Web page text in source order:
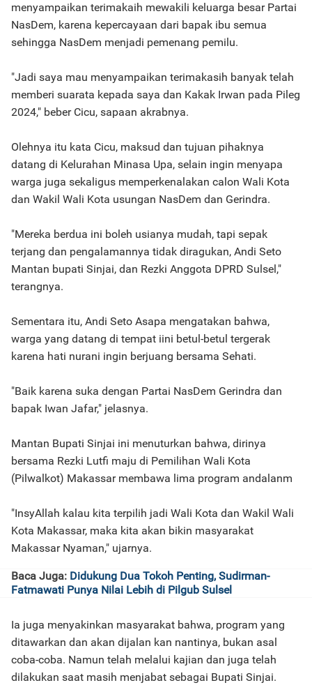
menyampaikan terimakaih mewakili keluarga besar Partai
NasDem, karena kepercayaan dari bapak ibu semua
sehingga NasDem menjadi pemenang pemilu.
"Jadi saya mau menyampaikan terimakasih banyak telah
memberi suarata kepada saya dan Kakak Irwan pada Pileg
2024," beber Cicu, sapaan akrabnya.
Olehnya itu kata Cicu, maksud dan tujuan pihaknya
datang di Kelurahan Minasa Upa, selain ingin menyapa
warga juga sekaligus memperkenalakan calon Wali Kota
dan Wakil Wali Kota usungan NasDem dan Gerindra.
"Mereka berdua ini boleh usianya mudah, tapi sepak
terjang dan pengalamannya tidak diragukan, Andi Seto
Mantan bupati Sinjai, dan Rezki Anggota DPRD Sulsel,"
terangnya.
Sementara itu, Andi Seto Asapa mengatakan bahwa,
warga yang datang di tempat iini betul-betul tergerak
karena hati nurani ingin berjuang bersama Sehati.
"Baik karena suka dengan Partai NasDem Gerindra dan
bapak Iwan Jafar," jelasnya.
Mantan Bupati Sinjai ini menuturkan bahwa, dirinya
bersama Rezki Lutfi maju di Pemilihan Wali Kota
(Pilwalkot) Makassar membawa lima program andalanm
"InsyAllah kalau kita terpilih jadi Wali Kota dan Wakil Wali
Kota Makassar, maka kita akan bikin masyarakat
Makassar Nyaman," ujarnya.
Baca Juga: Didukung Dua Tokoh Penting, Sudirman-
Fatmawati Punya Nilai Lebih di Pilgub Sulsel
Ia juga menyakinkan masyarakat bahwa, program yang
ditawarkan dan akan dijalan kan nantinya, bukan asal
coba-coba. Namun telah melalui kajian dan juga telah
dilakukan saat masih menjabat sebagai Bupati Sinjai.